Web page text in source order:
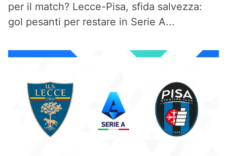
per il match? Lecce-Pisa, sfida salvezza:
gol pesanti per restare in Serie A...